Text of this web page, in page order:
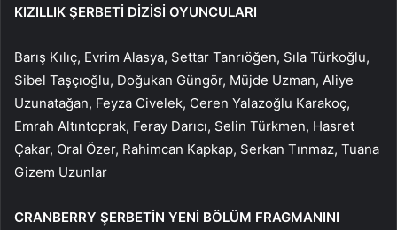
KIZILLIK ŞERBETİ DİZİSİ OYUNCULARI
Barış Kılıç, Evrim Alasya, Settar Tanrıöğen, Sıla Türkoğlu,
Sibel Taşçıoğlu, Doğukan Güngör, Müjde Uzman, Aliye
Uzunatağan, Feyza Civelek, Ceren Yalazoğlu Karakoç,
Emrah Altıntoprak, Feray Darıcı, Selin Türkmen, Hasret
Çakar, Oral Özer, Rahimcan Kapkap, Serkan Tınmaz, Tuana
Gizem Uzunlar
CRANBERRY ŞERBETİN YENİ BÖLÜM FRAGMANINI